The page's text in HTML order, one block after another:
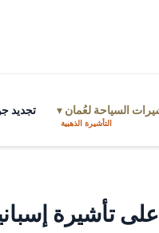
السياحة لعُمان
التأشيرة الذهبية
تجديد
تأشيرة